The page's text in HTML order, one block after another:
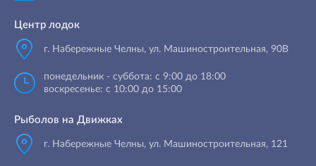
Центр лодок
г. Набережные Челны, ул. Машиностроительная, 90B
понедельник - суббота: с 9:00 до 18:00
воскресенье: с 10:00 до 15:00
Рыболов на Движках
г. Набережные Челны, ул. Машиностроительная, 121